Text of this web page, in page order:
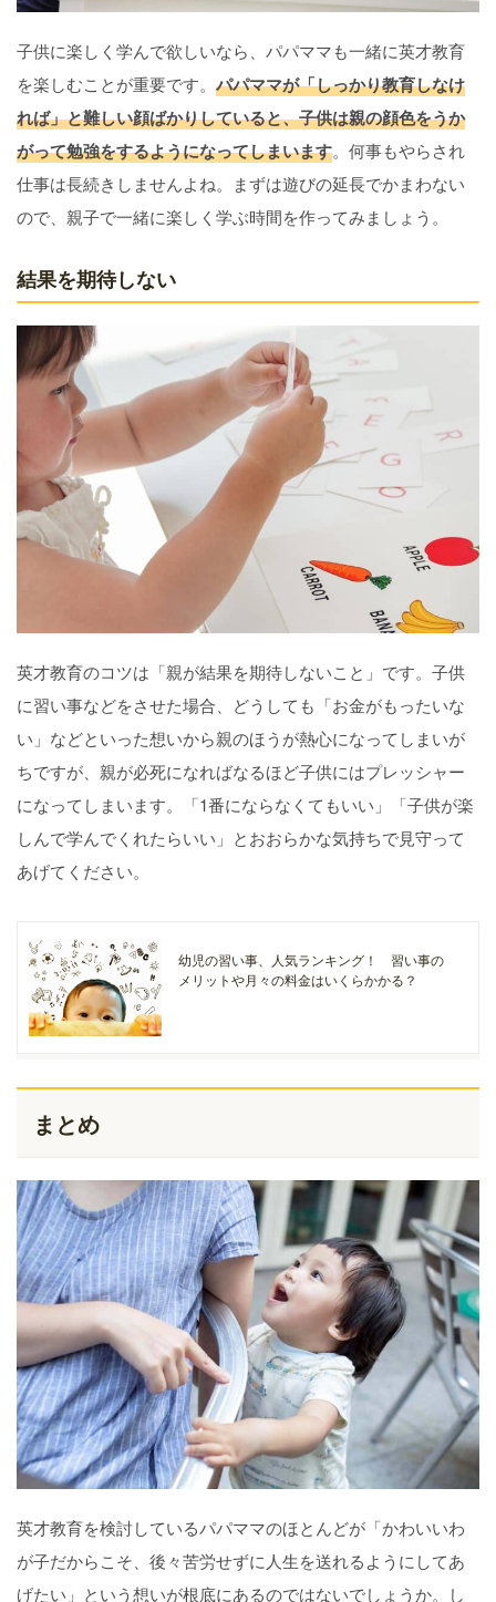
子供に楽しく学んで欲しいなら、パパママも一緒に英才教育
を楽しむことが重要です。 パパママが「しっかり教育しなけ
れば」と難しい顔ばかりしていると、子供は親の顔色をうか
がって勉強をするようになってしまいます。何事もやらされ
仕事は長続きしませんよね。まずは遊びの延長でかまわない
ので、親子で一緒に楽しく学ぶ時間を作ってみましょう。
結果を期待しない
英才教育のコツは「親が結果を期待しないこと」です。子供
に習い事などをさせた場合、どうしても「お金がもったいな
い」などといった想いから親のほうが熱心になってしまいが
ちですが、親が必死になればなるほど子供にはプレッシャー
になってしまいます。「1番にならなくてもいい」「子供が楽
しんで学んでくれたらいい」とおおらかな気持ちで見守って
あげてください。
幼児の習い事、人気ランキング！ 習い事の
メリットや月々の料金はいくらかかる？
まとめ
英才教育を検討しているパパママのほとんどが「かわいいわ
が子だからこそ、後々苦労せずに人生を送れるようにしてあ
げたい」という想いが根底にあるのではないでしょうか。し